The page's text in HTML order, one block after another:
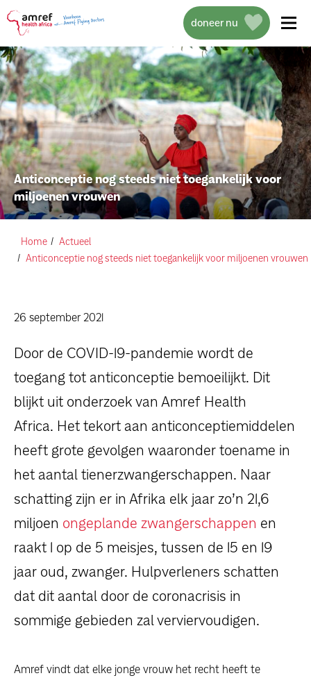
doneer nu
over amref health africa
wat we doen
projecten
persoonlijke verhalen
voor bedrijven
contact
pers
Anticonceptie nog steeds niet toegankelijk voor
miljoenen vrouwen
Home
Actueel
Anticonceptie nog steeds niet toegankelijk voor miljoenen vrouwen
26 september 2021
Door de COVID-19-pandemie wordt de
toegang tot anticonceptie bemoeilijkt. Dit
blijkt uit onderzoek van Amref Health
Africa. Het tekort aan anticonceptiemiddelen
heeft grote gevolgen waaronder toename in
het aantal tienerzwangerschappen. Naar
schatting zijn er in Afrika elk jaar zo’n 21,6
miljoen ongeplande zwangerschappen en
raakt 1 op de 5 meisjes, tussen de 15 en 19
jaar oud, zwanger. Hulpverleners schatten
dat dit aantal door de coronacrisis in
sommige gebieden zal verviervoudigen.
Amref vindt dat elke jonge vrouw het recht heeft te